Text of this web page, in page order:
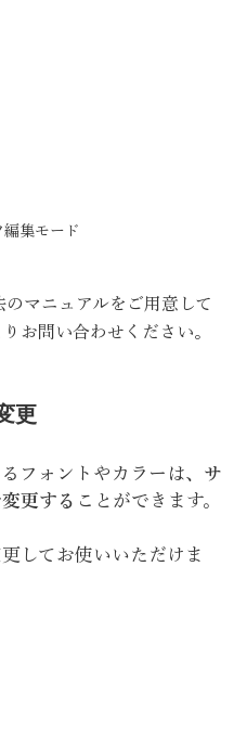
編集モード
マニュアルをご用意して
お問い合わせください。
更
フォントやカラーは、 サ
更する ことができます。
してお使いいただけま